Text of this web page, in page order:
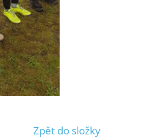
Zpět do složky